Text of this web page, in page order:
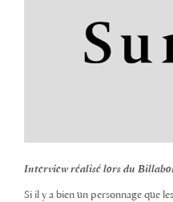
Interview réalisé lors du
Si il y a bien un personnage que